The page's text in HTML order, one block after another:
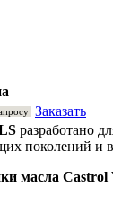
Заказать
разработано
поколений и
масла